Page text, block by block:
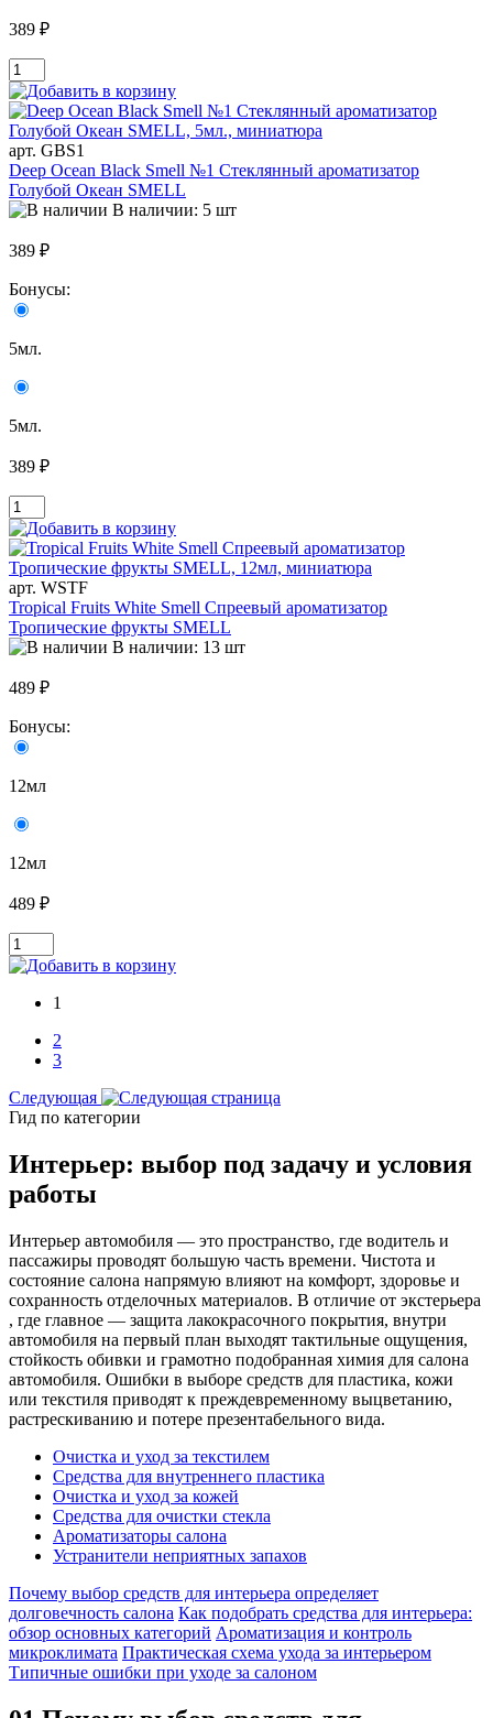
389 ₽
арт. GBS1
Deep Ocean Black Smell №1 Стеклянный ароматизатор
Голубой Океан SMELL
В наличии: 5 шт
389 ₽
Бонусы:
5мл.
5мл.
389 ₽
арт. WSTF
Tropical Fruits White Smell Спреевый ароматизатор
Тропические фрукты SMELL
В наличии: 13 шт
489 ₽
Бонусы:
12мл
12мл
489 ₽
1
2
3
Следующая
Гид по категории
Интерьер: выбор под задачу и условия
работы
Интерьер автомобиля — это пространство, где водитель и
пассажиры проводят большую часть времени. Чистота и
состояние салона напрямую влияют на комфорт, здоровье и
сохранность отделочных материалов. В отличие от экстерьера
, где главное — защита лакокрасочного покрытия, внутри
автомобиля на первый план выходят тактильные ощущения,
стойкость обивки и грамотно подобранная химия для салона
автомобиля. Ошибки в выборе средств для пластика, кожи
или текстиля приводят к преждевременному выцветанию,
растрескиванию и потере презентабельного вида.
Очистка и уход за текстилем
Средства для внутреннего пластика
Очистка и уход за кожей
Средства для очистки стекла
Ароматизаторы салона
Устранители неприятных запахов
Почему выбор средств для интерьера определяет
долговечность салона Как подобрать средства для интерьера:
обзор основных категорий Ароматизация и контроль
микроклимата Практическая схема ухода за интерьером
Типичные ошибки при уходе за салоном